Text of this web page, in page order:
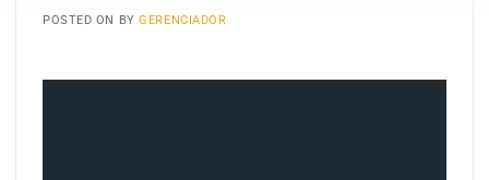
POSTED ON BYGERENCIADOR